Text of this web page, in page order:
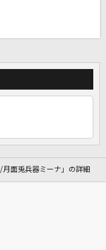
！
にも！
月面兎兵器ミーナ」の詳細